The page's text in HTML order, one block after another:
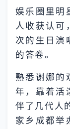
娱乐圈里明
人收获认可
次的生日演
的答卷。
熟悉谢娜的
年，靠着活
伴了几代人
家乡成都举